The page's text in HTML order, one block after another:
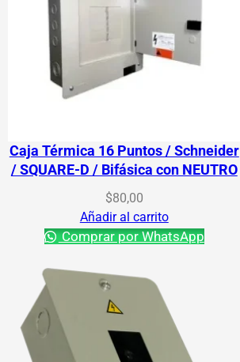
Caja Térmica 16 Puntos / Schneider
/ SQUARE-D / Bifásica con NEUTRO
$80,00
Añadir al carrito
Comprar por WhatsApp